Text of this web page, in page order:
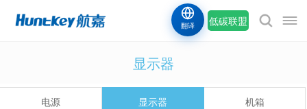
低碳联盟
翻译
显示器
电源 显示器 机箱